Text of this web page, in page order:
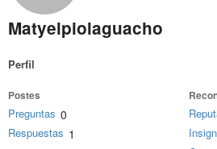
Matyelpiolaguacho
Perfil
Postes
Preguntas 0
Respuestas 1